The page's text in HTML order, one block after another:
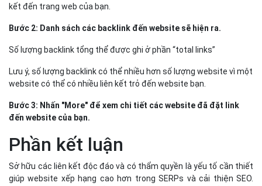
kết đến trang web của bạn.
Bước 2: Danh sách các backlink đến website sẽ hiện ra.
Số lượng backlink tổng thể được ghi ở phần “total links”
Lưu ý, số lượng backlink có thể nhiều hơn số lượng website vì một
website có thể có nhiều liên kết trỏ đến website bạn.
Bước 3: Nhấn "More" để xem chi tiết các website đã đặt link
đến website của bạn.
Phần kết luận
Sở hữu các liên kết độc đáo và có thẩm quyền là yếu tố cần thiết
giúp website xếp hạng cao hơn trong SERPs và cải thiện SEO.